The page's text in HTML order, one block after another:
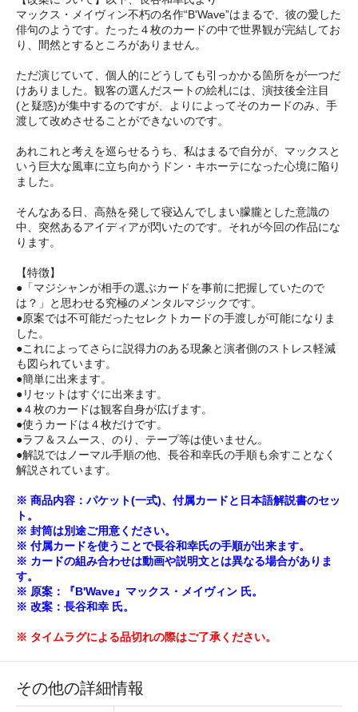
マックス・メイヴィン不朽の名作“B'Wave”はまるで、彼の愛した
俳句のようです。たった４枚のカードの中で世界観が完結してお
り、間然とするところがありません。
ただ演じていて、個人的にどうしても引っかかる箇所をが一つだ
けありました。観客の選んだスートの絵札には、演技後全注目
(と疑惑)が集中するのですが、よりによってそのカードのみ、手
渡して改めさせることができないのです。
あれこれと考えを巡らせるうち、私はまるで自分が、マックスと
いう巨大な風車に立ち向かうドン・キホーテになった心境に陥り
ました。
そんなある日、高熱を発して寝込んでしまい朦朧とした意識の
中、突然あるアイディアが閃いたのです。それが今回の作品にな
ります。
【特徴】
●「マジシャンが相手の選ぶカードを事前に把握していたので
は？」と思わせる究極のメンタルマジックです。
●原案では不可能だったセレクトカードの手渡しが可能になりま
した。
●これによってさらに説得力のある現象と演者側のストレス軽減
も図られています。
●簡単に出来ます。
●リセットはすぐに出来ます。
●４枚のカードは観客自身が広げます。
●使うカードは４枚だけです。
●ラフ＆スムース、のり、テープ等は使いません。
●解説ではノーマル手順の他、長谷和幸氏の手順も余すことなく
解説されています。
※ 商品内容：パケット(一式)、付属カードと日本語解説書のセッ
ト。
※ 封筒は別途ご用意ください。
※ 付属カードを使うことで長谷和幸氏の手順が出来ます。
※ カードの組み合わせは動画や説明文とは異なる場合がありま
す。
※ 原案：『B'Wave』マックス・メイヴィン 氏。
※ 改案：長谷和幸 氏。
※ タイムラグによる品切れの際はご了承ください。
その他の詳細情報